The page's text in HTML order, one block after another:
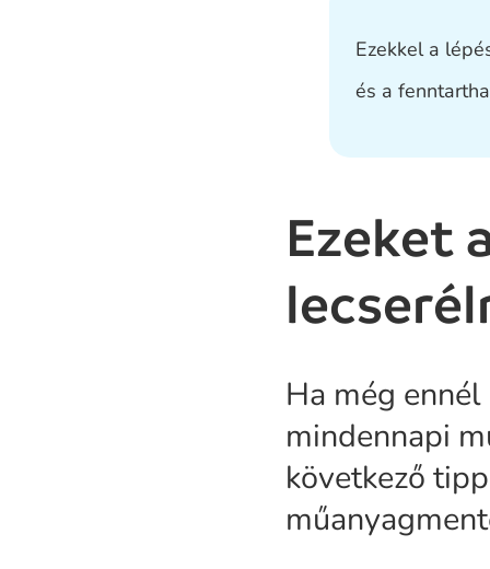
Ezekkel a
és a
Ezeket
Ha még
mindennapi
következő